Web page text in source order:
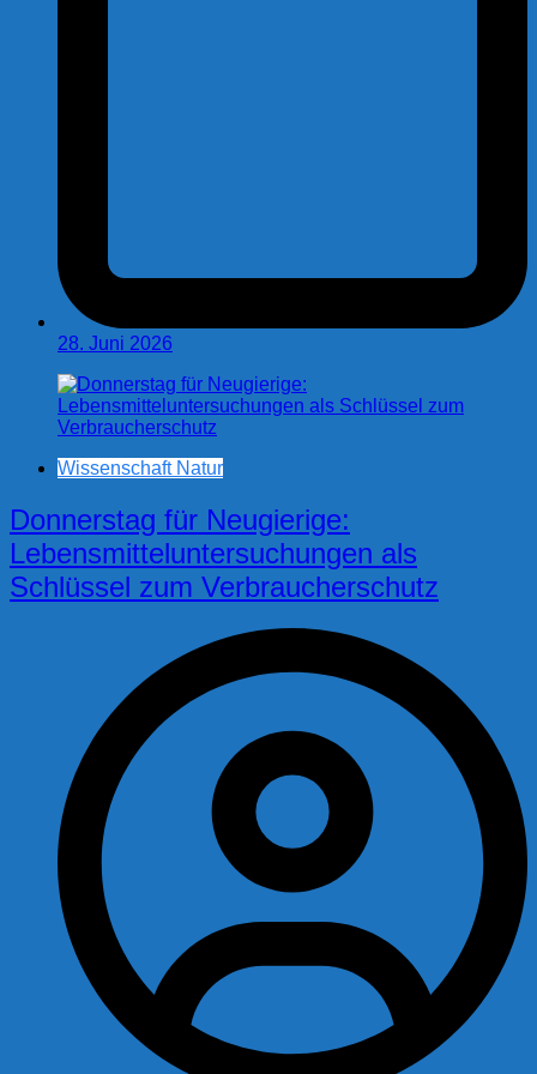
28. Juni 2026
Wissenschaft Natur
Donnerstag für Neugierige:
Lebensmitteluntersuchungen als
Schlüssel zum Verbraucherschutz